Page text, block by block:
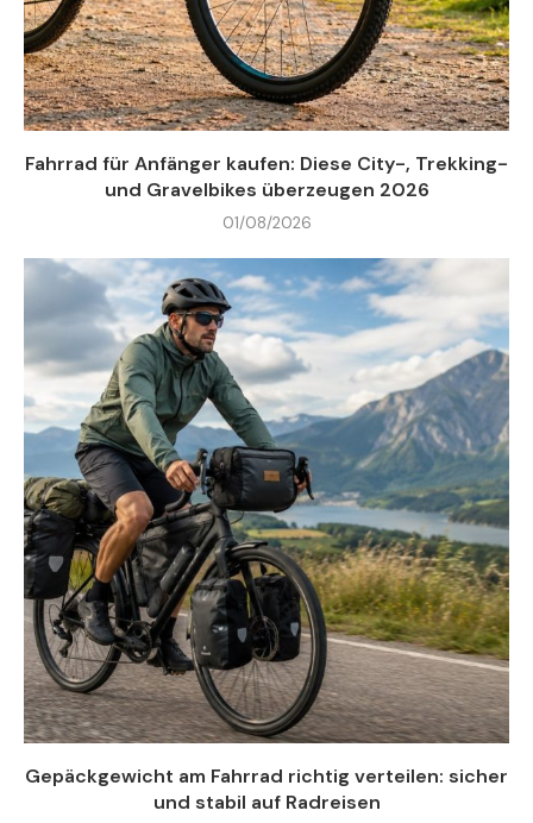
Fahrrad für Anfänger kaufen: Diese City-, Trekking-
und Gravelbikes überzeugen 2026
01/08/2026
Gepäckgewicht am Fahrrad richtig verteilen: sicher
und stabil auf Radreisen